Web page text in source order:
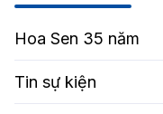
Hoa Sen 35 năm
Tin sự kiện